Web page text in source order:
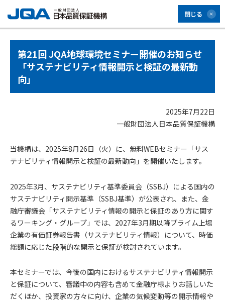
閉じる
第21回 JQA地球環境セミナー開催のお知らせ
「サステナビリティ情報開示と検証の最新動
向」
2025年7月22日
一般財団法人日本品質保証機構
当機構は、2025年8月26日（火）に、無料WEBセミナー「サス
テナビリティ情報開示と検証の最新動向」を開催いたします。
2025年3月、サステナビリティ基準委員会（SSBJ）による国内の
サステナビリティ開示基準（SSBJ基準）が公表され、また、金
融庁審議会「サステナビリティ情報の開示と保証のあり方に関す
るワーキング・グループ」では、2027年3月期以降プライム上場
企業の有価証券報告書（サステナビリティ情報）について、時価
総額に応じた段階的な開示と保証が検討されています。
本セミナーでは、今後の国内におけるサステナビリティ情報開示
と保証について、審議中の内容も含めて金融庁様よりお話しいた
だくほか、投資家の方々に向け、企業の気候変動等の開示情報や